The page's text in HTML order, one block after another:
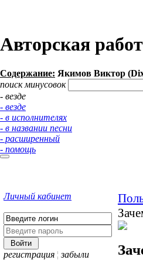
Авторская
Содержание: Якимов Виктор
поиск минусовок
- везде
- везде
- в исполнителях
- в названии песни
- расширенный
- помощь
Личный кабинет
регистрация ¦ забыли